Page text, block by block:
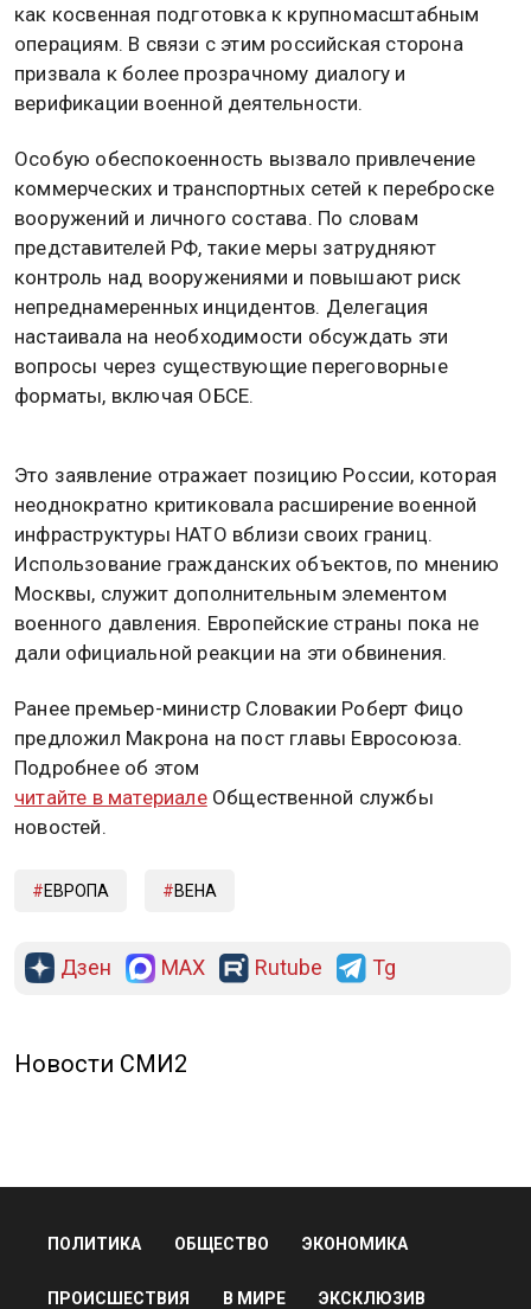
как косвенная подготовка к крупномасштабным
операциям. В связи с этим российская сторона
призвала к более прозрачному диалогу и
верификации военной деятельности.
Особую обеспокоенность вызвало привлечение
коммерческих и транспортных сетей к переброске
вооружений и личного состава. По словам
представителей РФ, такие меры затрудняют
контроль над вооружениями и повышают риск
непреднамеренных инцидентов. Делегация
настаивала на необходимости обсуждать эти
вопросы через существующие переговорные
форматы, включая ОБСЕ.
Это заявление отражает позицию России, которая
неоднократно критиковала расширение военной
инфраструктуры НАТО вблизи своих границ.
Использование гражданских объектов, по мнению
Москвы, служит дополнительным элементом
военного давления. Европейские страны пока не
дали официальной реакции на эти обвинения.
Ранее премьер-министр Словакии Роберт Фицо
предложил Макрона на пост главы Евросоюза.
Подробнее об этом
читайте в материалеОбщественной службы
новостей.
ЕВРОПА ВЕНА
Дзен MAX Rutube Tg
Новости СМИ2
ПОЛИТИКА ОБЩЕСТВО ЭКОНОМИКА
ПРОИСШЕСТВИЯ В МИРЕ ЭКСКЛЮЗИВ